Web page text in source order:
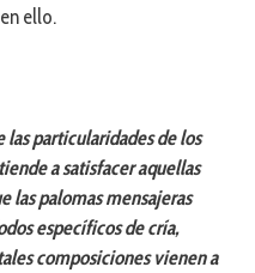
ello.
las particularidades de los
a satisfacer aquellas
las palomas mensajeras
específicos de cría,
composiciones vienen a